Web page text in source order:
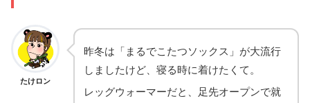
たけロン
昨冬は「まるでこたつソックス」が大流行
しましたけど、寝る時に着けたくて。
レッグウォーマーだと、足先オープンで就